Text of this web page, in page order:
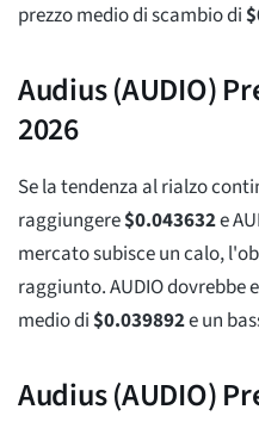
prezzo medio di scambio di$
Audius (AUDIO)
2026
Se la tendenza al rialzo
raggiungere$0.043632e
mercato subisce un calo,
raggiunto. AUDIO dovrebbe
medio di$0.039892e un
Audius (AUDIO)